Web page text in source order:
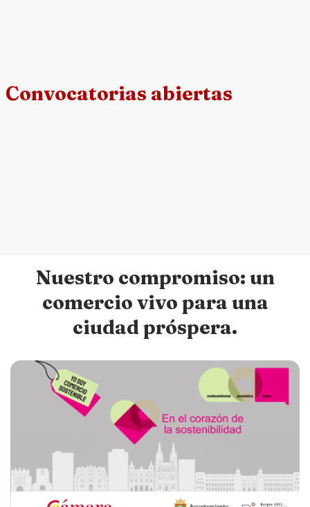
Convocatorias abiertas
Nuestro compromiso: un
comercio vivo para una
ciudad próspera.